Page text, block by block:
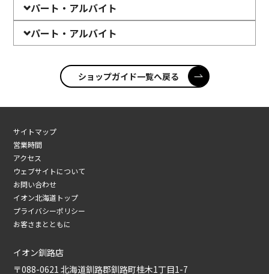
パート・アルバイト
パート・アルバイト
ショップガイド一覧へ戻る
サイトマップ
営業時間
アクセス
ウェブサイトについて
お問い合わせ
イオン北海道トップ
プライバシーポリシー
お客さまとともに
イオン釧路店
〒088-0621 北海道釧路郡釧路町桂木1丁目1-7